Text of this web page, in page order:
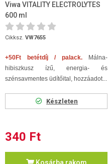
Viwa VITALITY ELECTROLYTES
600 ml
Cikksz. VW7655
+50Ft betétdíj / palack. Málna-
hibiszkusz ízű, energia- és
szénsavmentes üdítőital, hozzáadot...
Készleten
340 Ft